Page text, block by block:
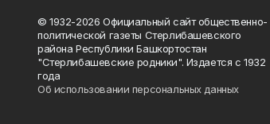
© 1932-2026 Официальный сайт общественно-
политической газеты Стерлибашевского
района Республики Башкортостан
"Стерлибашевские родники". Издается с 1932
года
Об использовании персональных данных